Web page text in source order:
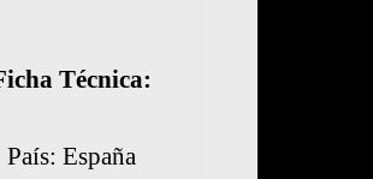
Técnica:
País: España